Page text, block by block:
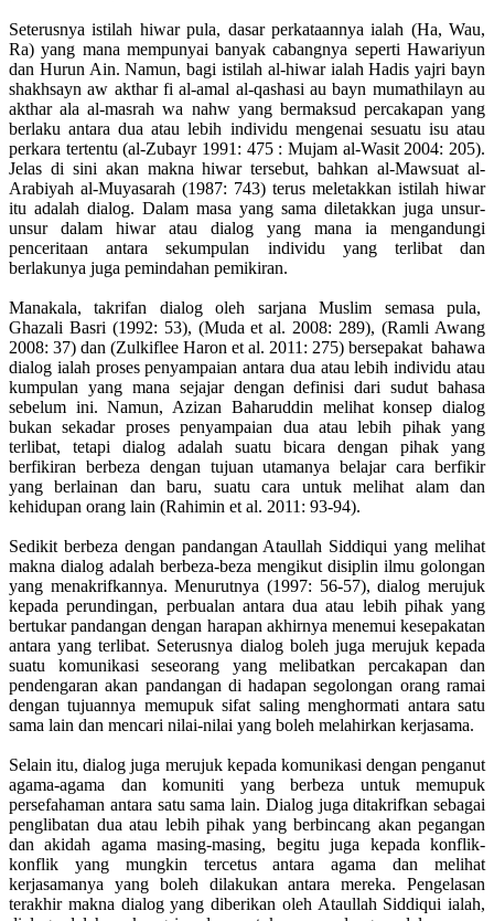
Seterusnya istilah hiwar pula, dasar perkataannya ialah (Ha, Wau,
Ra) yang mana mempunyai banyak cabangnya seperti Hawariyun
dan Hurun Ain. Namun, bagi istilah al-hiwar ialah Hadis yajri bayn
shakhsayn aw akthar fi al-amal al-qashasi au bayn mumathilayn au
akthar ala al-masrah wa nahw yang bermaksud percakapan yang
berlaku antara dua atau lebih individu mengenai sesuatu isu atau
perkara tertentu (al-Zubayr 1991: 475 : Mujam al-Wasit 2004: 205).
Jelas di sini akan makna hiwar tersebut, bahkan al-Mawsuat al-
Arabiyah al-Muyasarah (1987: 743) terus meletakkan istilah hiwar
itu adalah dialog. Dalam masa yang sama diletakkan juga unsur-
unsur dalam hiwar atau dialog yang mana ia mengandungi
penceritaan antara sekumpulan individu yang terlibat dan
berlakunya juga pemindahan pemikiran.
Manakala, takrifan dialog oleh sarjana Muslim semasa pula,
Ghazali Basri (1992: 53), (Muda et al. 2008: 289), (Ramli Awang
2008: 37) dan (Zulkiflee Haron et al. 2011: 275) bersepakat bahawa
dialog ialah proses penyampaian antara dua atau lebih individu atau
kumpulan yang mana sejajar dengan definisi dari sudut bahasa
sebelum ini. Namun, Azizan Baharuddin melihat konsep dialog
bukan sekadar proses penyampaian dua atau lebih pihak yang
terlibat, tetapi dialog adalah suatu bicara dengan pihak yang
berfikiran berbeza dengan tujuan utamanya belajar cara berfikir
yang berlainan dan baru, suatu cara untuk melihat alam dan
kehidupan orang lain (Rahimin et al. 2011: 93-94).
Sedikit berbeza dengan pandangan Ataullah Siddiqui yang melihat
makna dialog adalah berbeza-beza mengikut disiplin ilmu golongan
yang menakrifkannya. Menurutnya (1997: 56-57), dialog merujuk
kepada perundingan, perbualan antara dua atau lebih pihak yang
bertukar pandangan dengan harapan akhirnya menemui kesepakatan
antara yang terlibat. Seterusnya dialog boleh juga merujuk kepada
suatu komunikasi seseorang yang melibatkan percakapan dan
pendengaran akan pandangan di hadapan segolongan orang ramai
dengan tujuannya memupuk sifat saling menghormati antara satu
sama lain dan mencari nilai-nilai yang boleh melahirkan kerjasama.
Selain itu, dialog juga merujuk kepada komunikasi dengan penganut
agama-agama dan komuniti yang berbeza untuk memupuk
persefahaman antara satu sama lain. Dialog juga ditakrifkan sebagai
penglibatan dua atau lebih pihak yang berbincang akan pegangan
dan akidah agama masing-masing, begitu juga kepada konflik-
konflik yang mungkin tercetus antara agama dan melihat
kerjasamanya yang boleh dilakukan antara mereka. Pengelasan
terakhir makna dialog yang diberikan oleh Ataullah Siddiqui ialah,